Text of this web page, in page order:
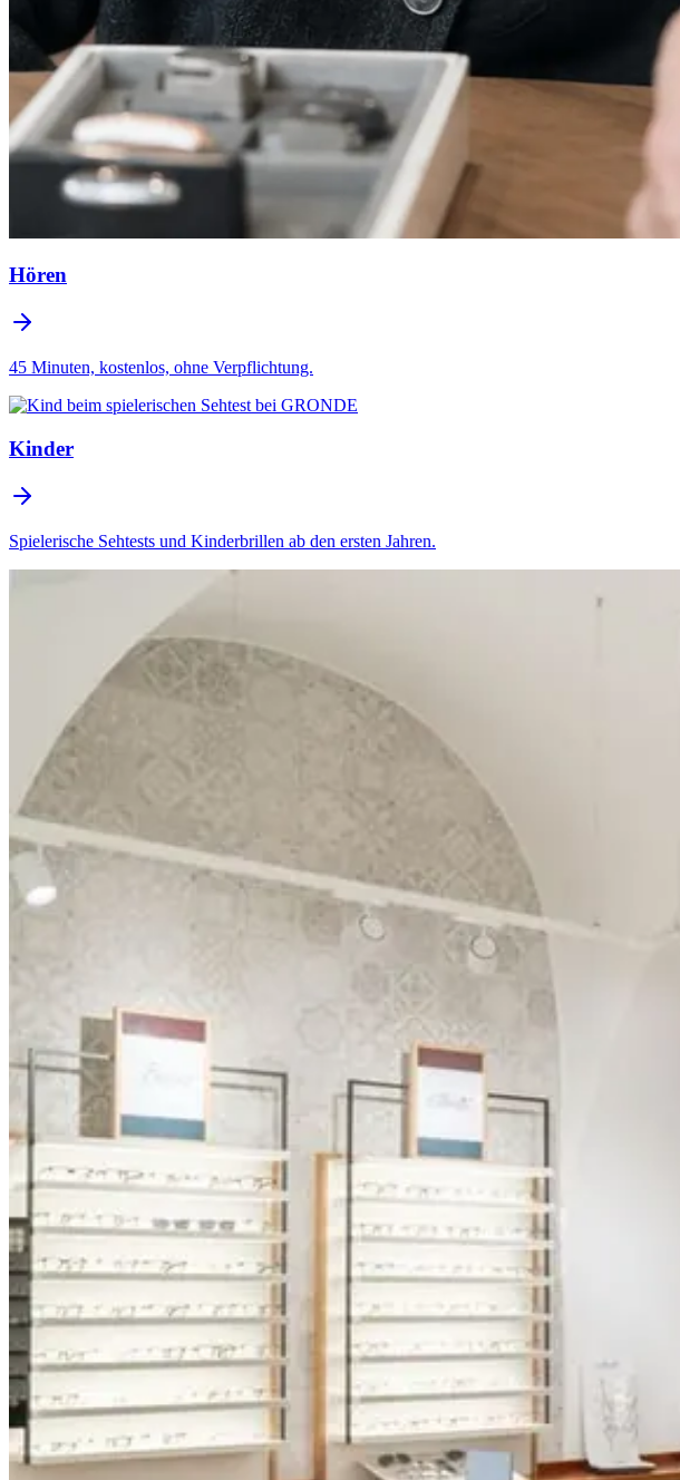
Hören
45 Minuten, kostenlos, ohne Verpflichtung.
Kinder
Spielerische Sehtests und Kinderbrillen ab den ersten Jahren.